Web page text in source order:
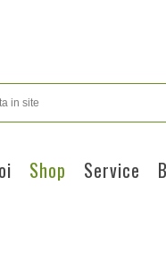
Shop Service